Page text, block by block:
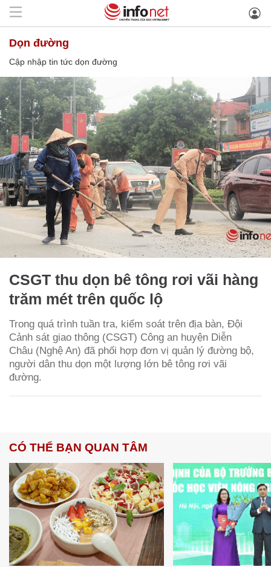
dọn đường
Cập nhập tin tức dọn đường
CSGT thu dọn bê tông rơi vãi hàng
trăm mét trên quốc lộ
Trong quá trình tuần tra, kiểm soát trên địa bàn, Đội
Cảnh sát giao thông (CSGT) Công an huyện Diễn
Châu (Nghệ An) đã phối hợp đơn vị quản lý đường bộ,
người dân thu dọn một lượng lớn bê tông rơi vãi
đường.
CÓ THỂ BẠN QUAN TÂM